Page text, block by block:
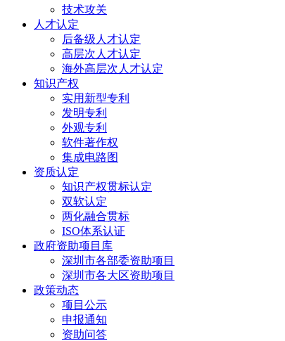
技术攻关
人才认定
后备级人才认定
高层次人才认定
海外高层次人才认定
知识产权
实用新型专利
发明专利
外观专利
软件著作权
集成电路图
资质认定
知识产权贯标认定
双软认定
两化融合贯标
ISO体系认证
政府资助项目库
深圳市各部委资助项目
深圳市各大区资助项目
政策动态
项目公示
申报通知
资助问答